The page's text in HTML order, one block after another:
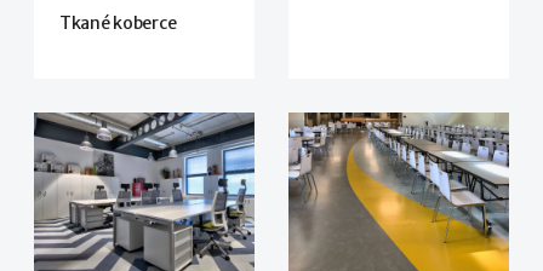
Tkané koberce